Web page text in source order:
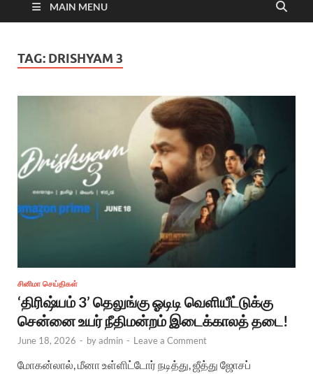
MAIN MENU
TAG: DRISHYAM 3
சினிமா செய்திகள்
‘திரிஷ்யம் 3’ தெலுங்கு ஓடிடி வெளியீட்டுக்கு
சென்னை உயர் நீதிமன்றம் இடைக்காலத் தடை!
June 18, 2026 - byadmin - Leave a Comment
மோகன்லால், மீனா உள்ளிட்டோர் நடித்து, ஜீத்து ஜோசப்